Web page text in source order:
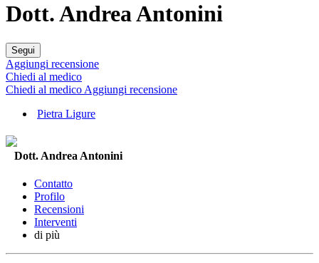
Dott. Andrea Antonini
Segui
Aggiungi recensione
Chiedi al medico
Chiedi al medico Aggiungi recensione
Pietra Ligure
Dott. Andrea Antonini
Contatto
Profilo
Recensioni
Interventi
di più